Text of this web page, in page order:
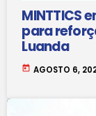
MINTTICS
para
Luanda
today AGOSTO 6,